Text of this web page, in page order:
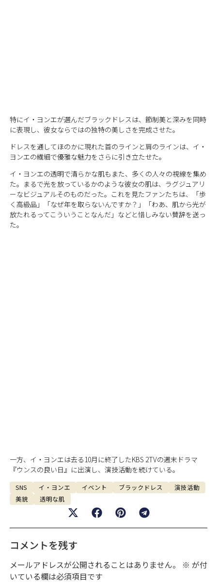
特にイ・ヨンエが選んだブラックドレスは、節制美と深みを同時
に表現し、彼女ならではの独特の美しさを完成させた。
ドレスを通してほのかに現れた首のラインと肩のラインは、イ・
ヨンエの繊細で優雅な魅力をさらに引き立たせた。
イ・ヨンエの透明で清らかな肌もまた、多くの人々の視線を集め
た。まるで光を放っているかのような彼女の肌は、ラグジュアリ
ーなビジュアルそのものだった。これを見たファンたちは、「歩
く高級品」「なぜ年を取らないんですか？」「わあ、肌から光が
放たれるってこういうことなんだ」などと惜しみない賛辞を送っ
た。
一方、イ・ヨンエは去る10月に終了したKBS 2TVの週末ドラマ
『ウンスの良い日』に出演し、演技活動を続けている。
SNS イ・ヨンエ イベント ブラックドレス
演技活動
美貌
透明な肌
コメントを残す
メールアドレスが公開されることはありません。 ※ が付
いている欄は必須項目です